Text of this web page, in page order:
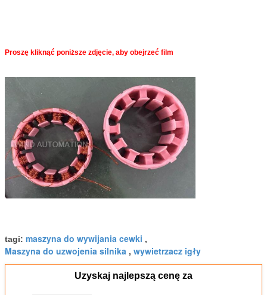
Proszę kliknąć poniższe zdjęcie, aby obejrzeć film
tagi: maszyna do wywijania cewki ,
Maszyna do uzwojenia silnika , wywietrzacz igły
Uzyskaj najlepszą cenę za